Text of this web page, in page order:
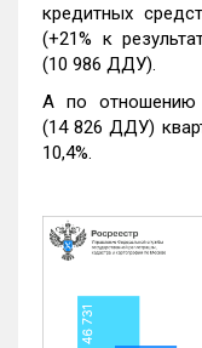
кредитных
(+21% к
(10 986 ДДУ).
А по
(14 826 ДДУ)
10,4%.